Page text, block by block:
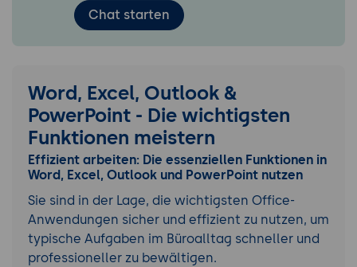
Chat starten
Word, Excel, Outlook &
PowerPoint - Die wichtigsten
Funktionen meistern
Effizient arbeiten: Die essenziellen Funktionen in
Word, Excel, Outlook und PowerPoint nutzen
Sie sind in der Lage, die wichtigsten Office-
Anwendungen sicher und effizient zu nutzen, um
typische Aufgaben im Büroalltag schneller und
professioneller zu bewältigen.